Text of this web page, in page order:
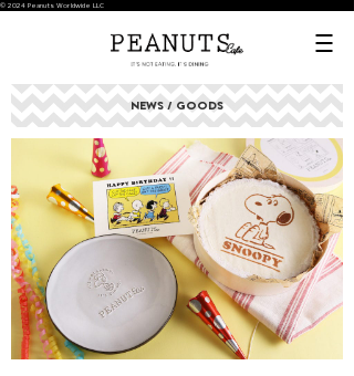
© 2024 Peanuts Worldwide LLC
NEWS / GOODS